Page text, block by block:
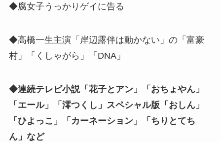
◆腐女子うっかりゲイに告る
◆高橋一生主演「岸辺露伴は動かない」の「富豪
村」「くしゃがら」「DNA」
◆連続テレビ小説「花子とアン」「おちょやん」
「エール」「澪つくし」スペシャル版「おしん」
「ひよっこ」「カーネーション」「ちりとてち
ん」など